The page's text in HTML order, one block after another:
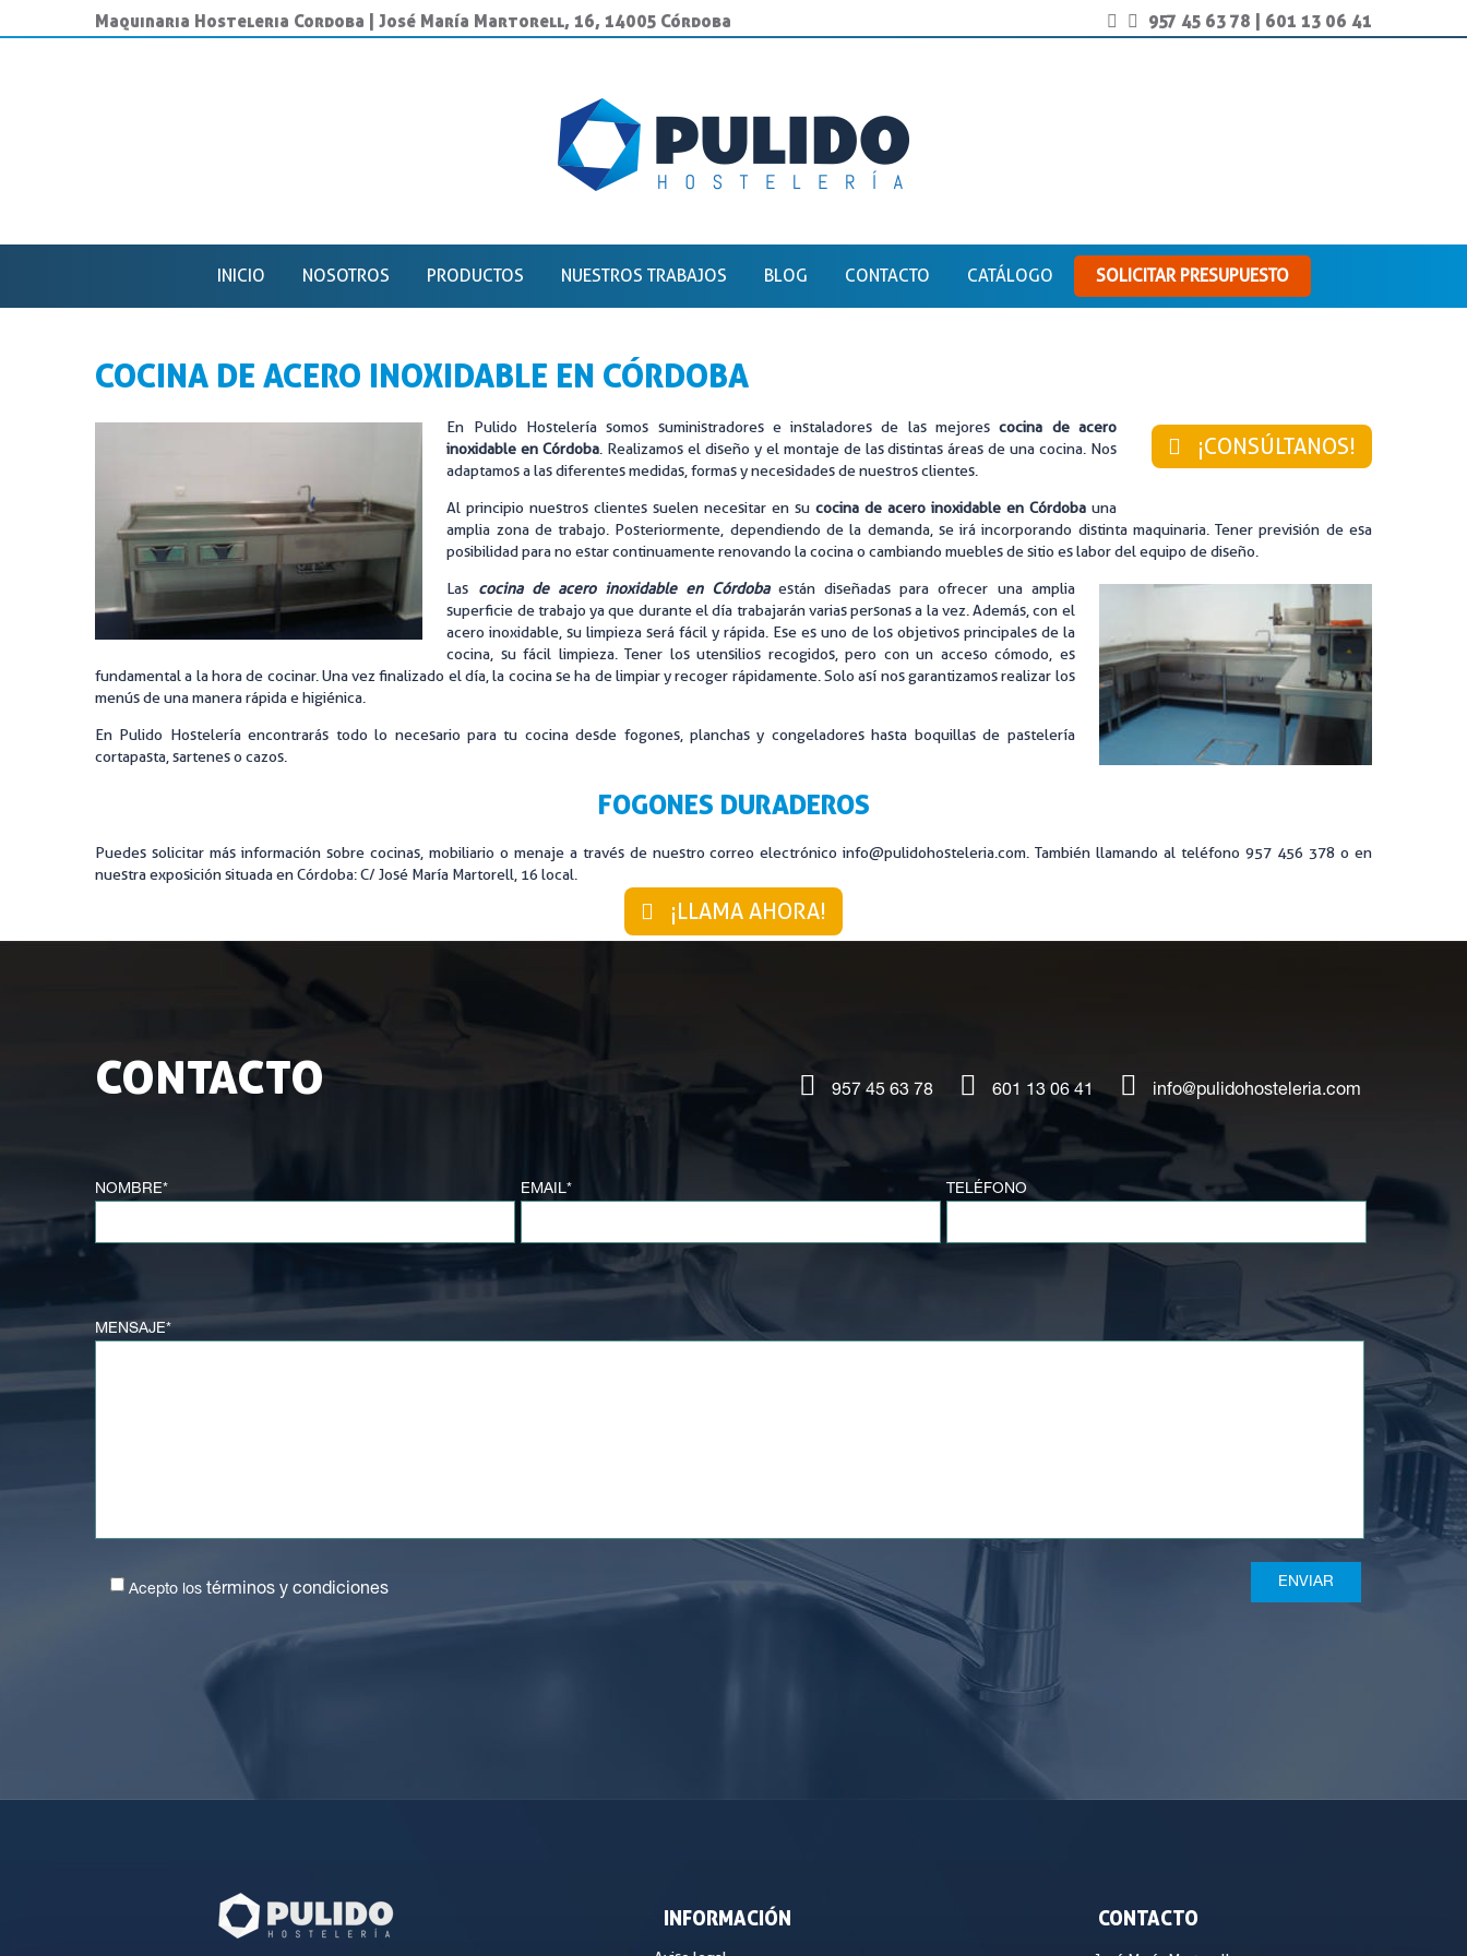
Maquinaria Hosteleria Cordoba | José María Martorell, 16, 14005 Córdoba 957 45 63 78 601 13 06 41
INICIO NOSOTROS PRODUCTOS
MAQUINARIA HOSTELERÍA
MAQUINARIA INDUSTRIAL
MAQUINARIA LIMPIEZA
MENAJE
MOBILIARIO INTERIOR Y EXTERIOR
NUESTROS TRABAJOS
ESCUELA DE HOSTELERÍA
FRÍO INDUSTRIAL
LAVANDERÍA INDUSTRIAL
MUEBLES DE ACERO A MEDIDA
ZONAS DE LAVADO
BLOG CONTACTO CATÁLOGO SOLICITAR PRESUPUESTO
COCINA DE ACERO INOXIDABLE EN CÓRDOBA
¡CONSÚLTANOS!
En Pulido Hostelería somos suministradores e instaladores de las mejorescocina de acero
inoxidable en Córdoba . Realizamos el diseño y el montaje de las distintas áreas de una cocina. Nos
adaptamos a las diferentes medidas, formas y necesidades de nuestros clientes.
Al principio nuestros clientes suelen necesitar en su cocina de acero inoxidable en Córdoba una
amplia zona de trabajo. Posteriormente, dependiendo de la demanda, se irá incorporando distinta maquinaria. Tener previsión de esa
posibilidad para no estar continuamente renovando la cocina o cambiando muebles de sitio es labor del equipo de diseño.
Las cocina de acero inoxidable en Córdobaestán diseñadas para ofrecer una amplia
superficie de trabajo ya que durante el día trabajarán varias personas a la vez. Además, con el
acero inoxidable, su limpieza será fácil y rápida. Ese es uno de los objetivos principales de la
cocina, su fácil limpieza. Tener los utensilios recogidos, pero con un acceso cómodo, es
fundamental a la hora de cocinar. Una vez finalizado el día, la cocina se ha de limpiar y recoger rápidamente. Solo así nos garantizamos realizar los
menús de una manera rápida e higiénica.
En Pulido Hostelería encontrarás todo lo necesario para tu cocina desde fogones, planchas y congeladores hasta boquillas de pastelería
cortapasta, sartenes o cazos.
FOGONES DURADEROS
Puedes solicitar más información sobre cocinas, mobiliario o menaje a través de nuestro correo electrónico info@pulidohosteleria.com. También llamando al teléfono 957 456 378 o en
nuestra exposición situada en Córdoba: C/ José María Martorell, 16 local.
¡LLAMA AHORA!
CONTACTO 957 45 63 78 601 13 06 41 info@pulidohosteleria.com
NOMBRE* EMAIL* TELÉFONO
MENSAJE*
Acepto los términos y condiciones
INFORMACIÓN CONTACTO